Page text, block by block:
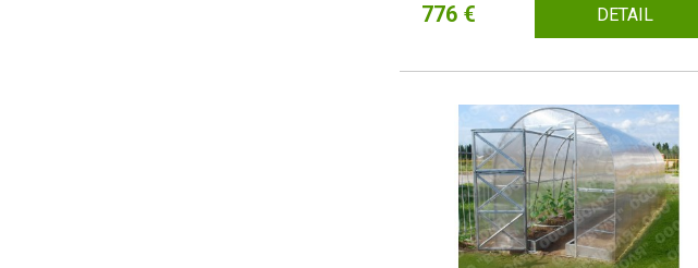
776 € DETAIL